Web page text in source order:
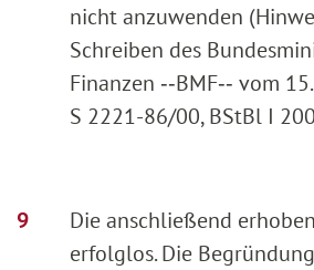
nicht anzuwenden
Schreiben des
Finanzen ‑‑BMF‑‑ vom
S 2221-86/00, BStBl I
Die anschließend
erfolglos. Die